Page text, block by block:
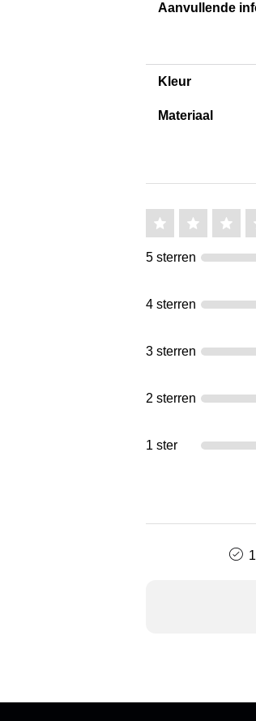
Aanvullende
Kleur
Materiaal
5 sterren
4 sterren
3 sterren
2 sterren
1 ster